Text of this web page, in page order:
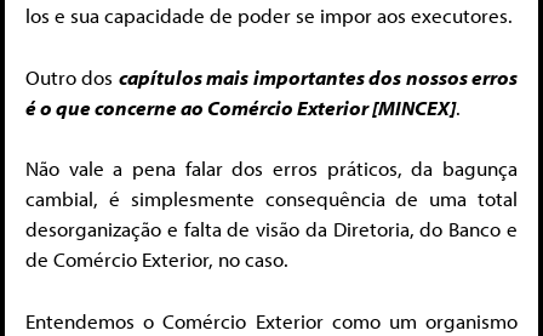
los e sua capacidade de poder se impor aos executores.
Outro dos capítulos mais importantes dos nossos erros
é o que concerne ao Comércio Exterior [MINCEX].
Não vale a pena falar dos erros práticos, da bagunça
cambial, é simplesmente consequência de uma total
desorganização e falta de visão da Diretoria, do Banco e
de Comércio Exterior, no caso.
Entendemos o Comércio Exterior como um organismo